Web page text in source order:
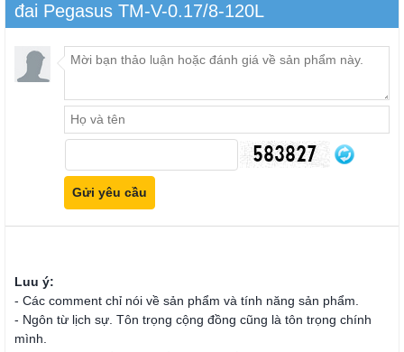
đai Pegasus TM-V-0.17/8-120L
Luu ý:
- Các comment chỉ nói về sản phẩm và tính năng sản phẩm.
- Ngôn từ lịch sự. Tôn trọng cộng đồng cũng là tôn trọng chính
mình.